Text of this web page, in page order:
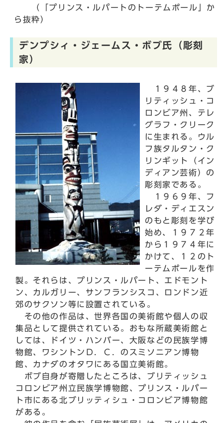
（「プリンス・ルパートのトーテムポール」か
ら抜粋）
デンプシィ・ジェームス・ボブ氏（彫刻
家）
１９４８年、ブ
リティッシュ・コ
ロンビア州、テレ
グラフ・クリーク
に生まれる。ウル
フ族タルタン・ク
リンギット（イン
ディアン芸術）の
彫刻家である。
１９６９年、フ
レダ・ディエスン
のもと彫刻を学び
始め、１９７２年
から１９７４年に
かけて、１２のト
ーテムポールを作
製。それらは、プリンス・ルパート、エドモント
ン、カルガリー、サンフランシスコ、ロンドン近
郊のサクソン等に設置されている。
その他の作品は、世界各国の美術館や個人の収
集品として提供されている。おもな所蔵美術館と
しては、ドイツ・ハンバー、大阪などの民族学博
物館、ワシントンＤ．Ｃ．のスミソニアン博物
館、カナダのオタワにある国立美術館。
ボブ自身が寄贈したところは、ブリティッシュ
コロンビア州立民族学博物館、プリンス・ルパー
ト市にある北ブリッティシュ・コロンビア博物館
がある。